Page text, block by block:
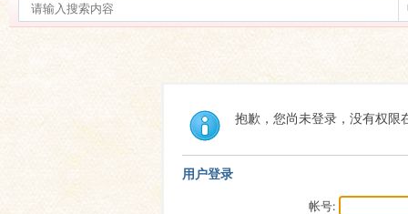
抱歉，您尚未登录，没有权限
用户登录
帐号: